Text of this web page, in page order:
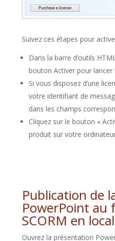
Suivez ces étapes pour
Dans la barre d’outils
bouton Activer pour lancer
Si vous disposez d’une
votre identifiant de
dans les champs
Cliquez sur le bouton «
produit sur votre
Publication de
PowerPoint au
SCORM en local
Ouvrez la présentation